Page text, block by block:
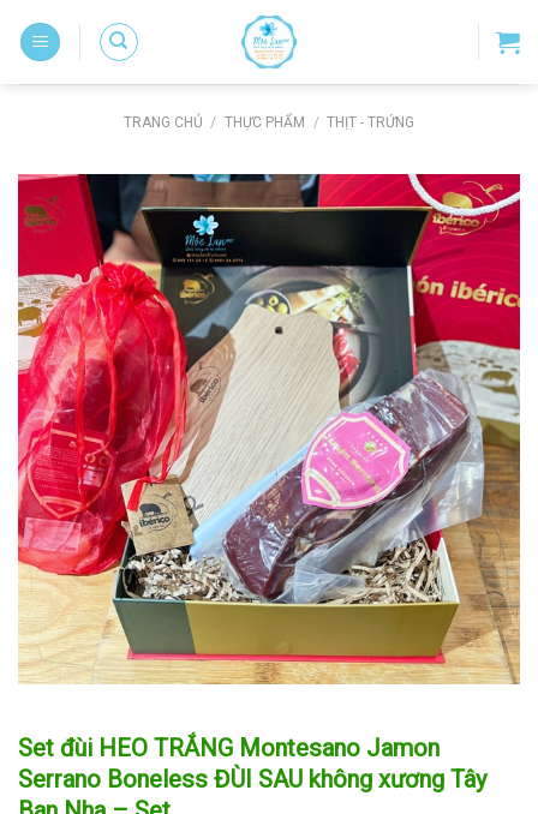
TRANG CHỦ / THỰC PHẨM / THỊT - TRỨNG
Set đùi HEO TRẮNG Montesano Jamon
Serrano Boneless ĐÙI SAU không xương Tây